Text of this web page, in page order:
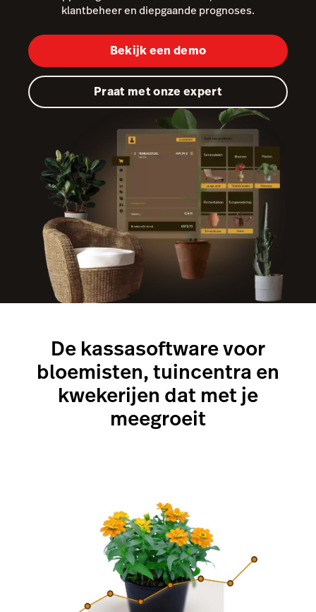
Accounting
Marketing & Loyalty
AI Showroom
klantbeheer en diepgaande prognoses.
Bekijk een demo
Praat met onze expert
De kassasoftware voor
bloemisten, tuincentra en
kwekerijen dat met je
meegroeit